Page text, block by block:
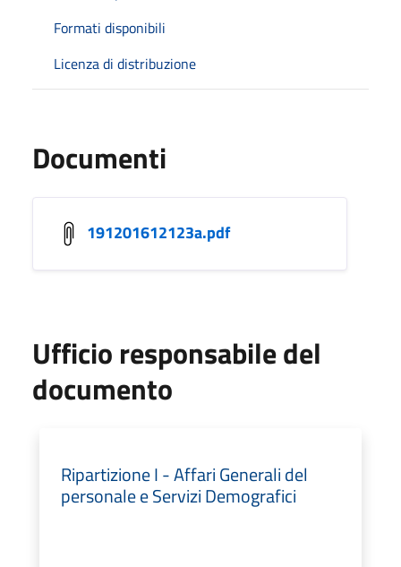
Formati disponibili
Licenza di distribuzione
Documenti
191201612123a.pdf
Ufficio responsabile del
documento
Ripartizione I - Affari Generali del
personale e Servizi Demografici